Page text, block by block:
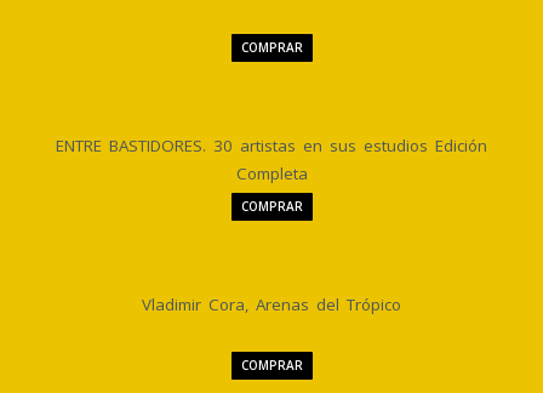
COMPRAR
ENTRE BASTIDORES. 30 artistas en sus estudios Edición
Completa
COMPRAR
Vladimir Cora, Arenas del Trópico
COMPRAR